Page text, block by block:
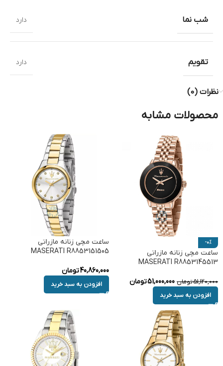
شب نما دارد
تقویم دارد
نظرات (0)
محصولات مشابه
-0%
ساعت مچی زنانه مازراتی
MASERATI R8853145513
51,120,000تومان 51,000,000تومان
افزودن به سبد خرید
ساعت مچی زنانه مازراتی
MASERATI R8853151505
40,860,000تومان
افزودن به سبد خرید